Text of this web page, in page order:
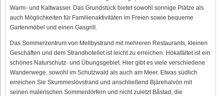
Warm- und Kaltwasser. Das Grundstück bietet sowohl sonnige Plätze als
auch Möglichkeiten für Familienaktivitäten im Freien sowie bequeme
Gartenmöbel und einen Gasgrill.
Das Sommerzentrum von Mellbystrand mit mehreren Restaurants, kleinen
Geschäften und dem Strandhotellet ist leicht zu erreichen. Hökafältet ist ein
schönes Naturschutz- und Übungsgebiet. Hier gibt es viele verschiedene
Wanderwege, sowohl im Schutzwald als auch am Meer. Etwas südlich
erreichen Sie Skummeslövstrand und anschließend Bjärehalvön mit
seinen malerischen Sommerdörfern und nicht zuletzt Båstad, die